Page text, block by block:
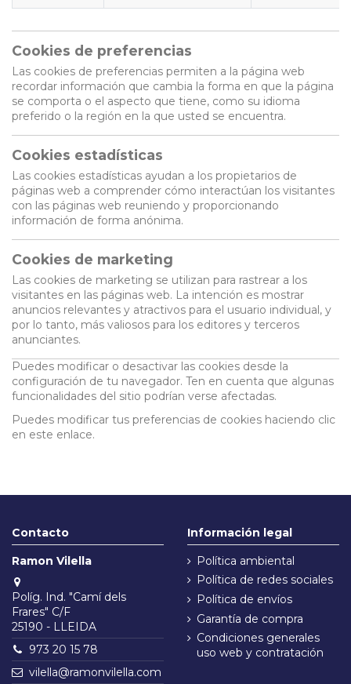
Cookies de preferencias
Las cookies de preferencias permiten a la página web
recordar información que cambia la forma en que la página
se comporta o el aspecto que tiene, como su idioma
preferido o la región en la que usted se encuentra.
Cookies estadísticas
Las cookies estadísticas ayudan a los propietarios de
páginas web a comprender cómo interactúan los visitantes
con las páginas web reuniendo y proporcionando
información de forma anónima.
Cookies de marketing
Las cookies de marketing se utilizan para rastrear a los
visitantes en las páginas web. La intención es mostrar
anuncios relevantes y atractivos para el usuario individual, y
por lo tanto, más valiosos para los editores y terceros
anunciantes.
Puedes modificar o desactivar las cookies desde la
configuración de tu navegador. Ten en cuenta que algunas
funcionalidades del sitio podrían verse afectadas.
Puedes modificar tus preferencias de cookies haciendo clic
en este enlace.
Contacto
Ramon Vilella
Políg. Ind. "Camí dels
Frares" C/F
25190 - LLEIDA
973 20 15 78
vilella@ramonvilella.com
Información legal
Política ambiental
Política de redes sociales
Política de envíos
Garantía de compra
Condiciones generales
uso web y contratación